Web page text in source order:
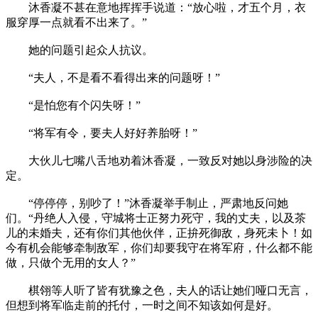
沐香凝不甚在意地挥挥手说道：“放心啦，才五个月，衣
服穿厚一点就看不出来了。”
她的问题引起众人抗议。
“夫人，不是看不看得出来的问题呀！”
“是怕您有个闪失呀！”
“将军有令，要夫人好好养胎呀！”
大伙儿七嘴八舌地劝着沐香凝，一致反对她以身涉险的决
定。
“停停停，别吵了！”沐香凝举手制止，严肃地反问她
们。“丹绝人入侵，守城将士正努力死守，我的丈夫，以及茶
儿的未婚夫，还有你们其他伙伴，正拚死御敌，身死未卜！如
今有机会能够牵制敌军，你们却要我守在将军府，什么都不能
做，只做个无用的女人？”
棋翎等人听了皆有犹豫之色，夫人的话让她们哑口无言，
但想到将军临走前的托付，一时之间不知该如何是好。